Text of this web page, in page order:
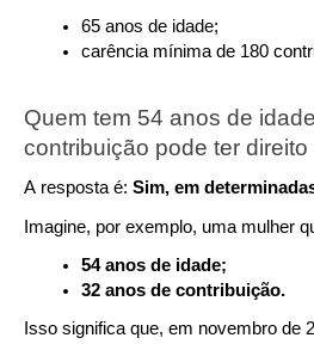
65 anos de idade;
carência mínima de 180
Quem tem 54 anos de
contribuição pode ter
A resposta é: Sim, em
Imagine, por exemplo, uma mulher
54 anos de idade;
32 anos de contribuição.
Isso significa que, em novembro de